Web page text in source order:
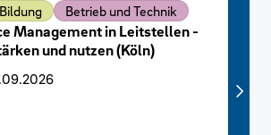
Betrieb und Technik
Management in Leitstellen -
und nutzen (Köln)